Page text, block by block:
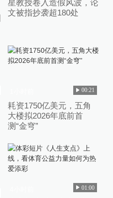
星教授卷入造假风波，论
文被指抄袭超180处
00:21
耗资1750亿美元，五角
大楼拟2026年底前首
测“金穹”
01:00